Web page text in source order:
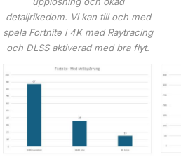
detaljrikedom. Vi kan till och med
spela Fortnite i 4K med Raytracing
och DLSS aktiverad med bra flyt.